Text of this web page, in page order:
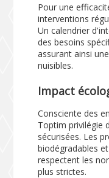
Pour une
interventions
Un calendrier
des besoins
assurant ainsi
nuisibles.
Impact
Consciente des
Toptim privilégie
sécurisées. Les
biodégradables
respectent les
plus strictes.